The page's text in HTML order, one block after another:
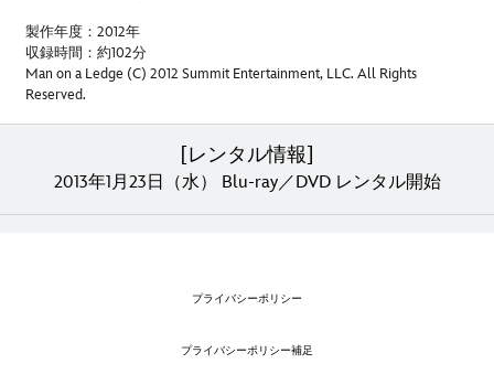
製作年度：2012年
収録時間：約102分
Man on a Ledge (C) 2012 Summit Entertainment, LLC. All Rights
Reserved.
[レンタル情報]
2013年1月23日（水） Blu-ray／DVD レンタル開始
プライバシーポリシー
プライバシーポリシー補足